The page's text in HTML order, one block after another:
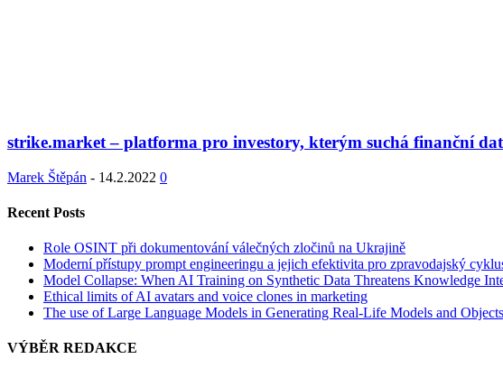
strike.market – platforma pro investory, kterým suchá finanční
Marek Štěpán - 14.2.2022 0
Recent Posts
Role OSINT při dokumentování válečných zločinů na Ukrajině
Moderní přístupy prompt engineeringu a jejich efektivita pro zpravodajský
Model Collapse: When AI Training on Synthetic Data Threatens Knowledge
Ethical limits of AI avatars and voice clones in marketing
The use of Large Language Models in Generating Real-Life Models and Objects
VÝBĚR REDAKCE